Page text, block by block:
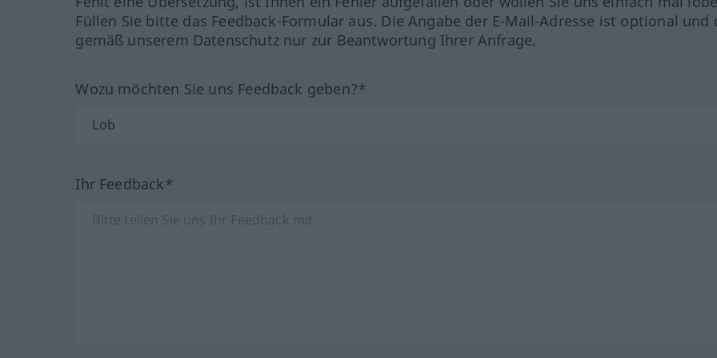
Füllen Sie bitte das Feedback-Formular aus. Die Angabe der E-Mail-Adresse ist optional und
gemäß unserem Datenschutz nur zur Beantwortung Ihrer Anfrage.
Wozu möchten Sie uns Feedback geben?*
Ihr Feedback*